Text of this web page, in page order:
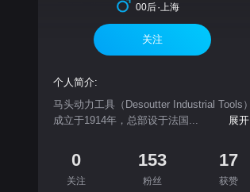
00后·上海
关注
个人简介:
马头动力工具（Desoutter Industrial Tools）
成立于1914年，总部设于法国...
展开
0
关注
153
粉丝
17
获赞